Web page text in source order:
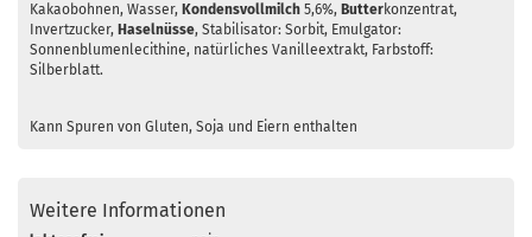
Kakaobohnen, Wasser, Kondensvollmilch 5,6%, Butterkonzentrat,
Invertzucker, Haselnüsse, Stabilisator: Sorbit, Emulgator:
Sonnenblumenlecithine, natürliches Vanilleextrakt, Farbstoff:
Silberblatt.
Kann Spuren von Gluten, Soja und Eiern enthalten
Weitere Informationen